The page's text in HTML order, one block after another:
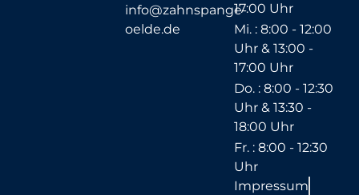
info@zahnspange-
oelde.de
17:00 Uhr
Mi. : 8:00 - 12:00
Uhr & 13:00 -
17:00 Uhr
Do. : 8:00 - 12:30
Uhr & 13:30 -
18:00 Uhr
Fr. : 8:00 - 12:30
Uhr
Impressum